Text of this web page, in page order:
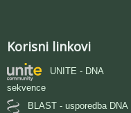
Korisni linkovi
UNITE - DNA
sekvence
BLAST - usporedba DNA